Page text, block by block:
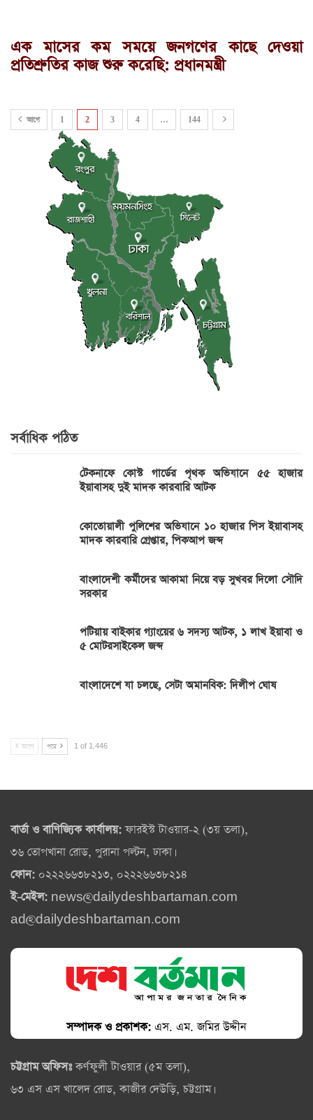
এক মাসের কম সময়ে জনগণের কাছে দেওয়া
প্রতিশ্রুতির কাজ শুরু করেছি: প্রধানমন্ত্রী
আগে 1 2 3 4 … 144
সর্বাধিক পঠিত
টেকনাফে কোস্ট গার্ডের পৃথক অভিযানে ৫৫ হাজার
ইয়াবাসহ দুই মাদক কারবারি আটক
কোতোয়ালী পুলিশের অভিযানে ১০ হাজার পিস ইয়াবাসহ
মাদক কারবারি গ্রেপ্তার, পিকআপ জব্দ
বাংলাদেশী কর্মীদের আকামা নিয়ে বড় সুখবর দিলো সৌদি
সরকার
পটিয়ায় বাইকার গ্যাংয়ের ৬ সদস্য আটক, ১ লাখ ইয়াবা ও
৫ মোটরসাইকেল জব্দ
বাংলাদেশে যা চলছে, সেটা অমানবিক: দিলীপ ঘোষ
আগে পরে 1 of 1,446
বার্তা ও বাণিজ্যিক কার্যালয়:ফারইস্ট টাওয়ার-২ (৩য় তলা),
৩৬ তোপখানা রোড, পুরানা পল্টন, ঢাকা।
ফোন: ০২২২৬৬৩৮২১৩, ০২২২৬৬৩৮২১৪
ই-মেইল: news@dailydeshbartaman.com
ad@dailydeshbartaman.com
সম্পাদক ও প্রকাশক: এস. এম. জমির উদ্দীন
চট্টগ্রাম অফিসঃকর্ণফুলী টাওয়ার (৫ম তলা),
৬৩ এস এস খালেদ রোড, কাজীর দেউড়ি, চট্টগ্রাম।